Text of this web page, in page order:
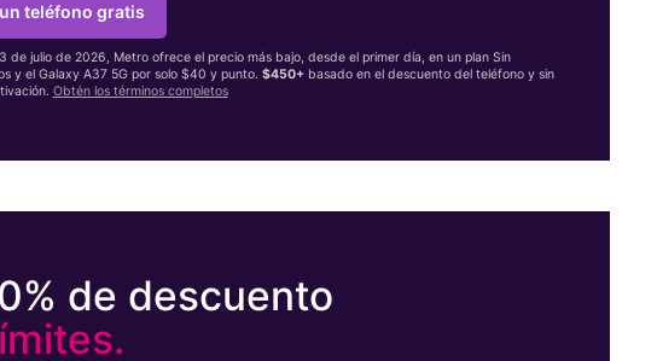
teléfono gratis
de julio de 2026, Metro ofrece el precio más bajo, desde el primer día, en un plan Sin
y el Galaxy A37 5G por solo $40 y punto. $450+basado en el descuento del teléfono y sin
Obtén los términos completos
de descuento